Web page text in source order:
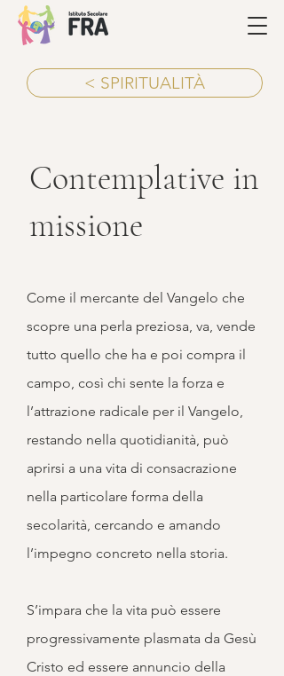
< SPIRITUALITÀ
Contemplative in
missione
Come il mercante del Vangelo che
scopre una perla preziosa, va, vende
tutto quello che ha e poi compra il
campo, così chi sente la forza e
l’attrazione radicale per il Vangelo,
restando nella quotidianità, può
aprirsi a una vita di consacrazione
nella particolare forma della
secolarità, cercando e amando
l’impegno concreto nella storia.
S’impara che la vita può essere
progressivamente plasmata da Gesù
Cristo ed essere annuncio della